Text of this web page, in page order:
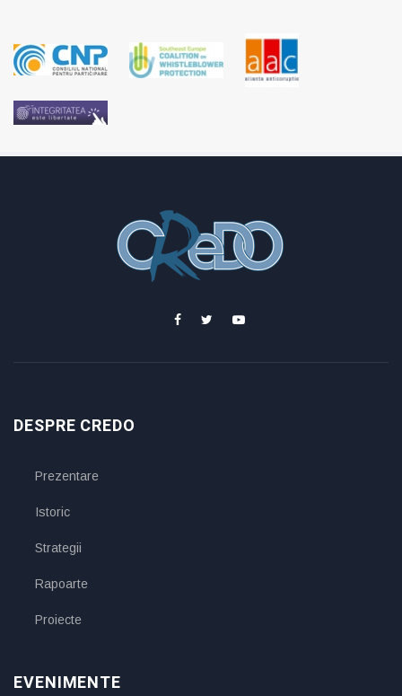
DESPRE CREDO
Prezentare
Istoric
Strategii
Rapoarte
Proiecte
EVENIMENTE